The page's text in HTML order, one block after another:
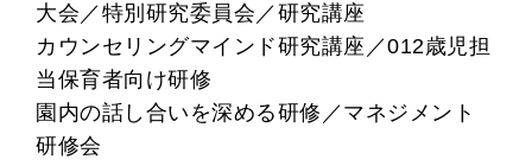
大会／特別研究委員会／研究講座
カウンセリングマインド研究講座／012歳児担
当保育者向け研修
園内の話し合いを深める研修／マネジメント
研修会